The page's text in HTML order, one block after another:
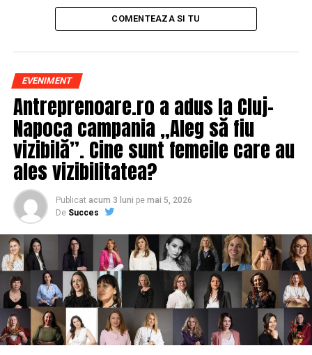
COMENTEAZA SI TU
EVENIMENT
Antreprenoare.ro a adus la Cluj-
Napoca campania „Aleg să fiu
vizibilă”. Cine sunt femeile care au
ales vizibilitatea?
Publicat acum 3 luni pe mai 5, 2026
De Succes